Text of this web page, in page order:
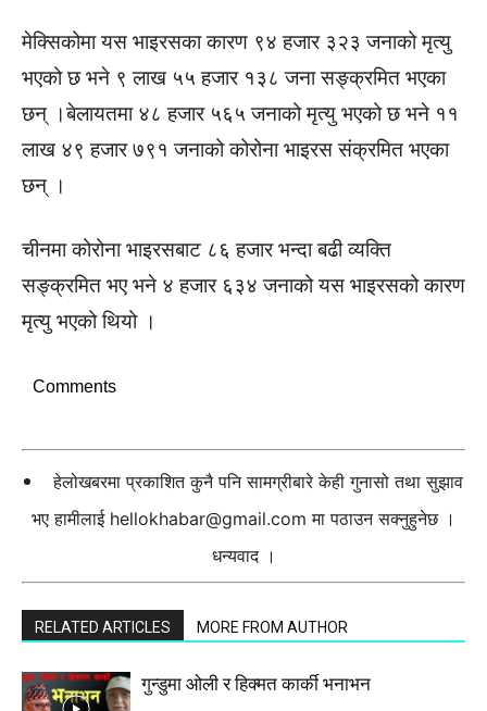
मेक्सिकोमा यस भाइरसका कारण ९४ हजार ३२३ जनाको मृत्यु
भएको छ भने ९ लाख ५५ हजार १३८ जना सङ्क्रमित भएका
छन् ।बेलायतमा ४८ हजार ५६५ जनाको मृत्यु भएको छ भने ११
लाख ४९ हजार ७९१ जनाको कोरोना भाइरस संक्रमित भएका
छन् ।
चीनमा कोरोना भाइरसबाट ८६ हजार भन्दा बढी व्यक्ति
सङ्क्रमित भए भने ४ हजार ६३४ जनाको यस भाइरसको कारण
मृत्यु भएको थियो ।
Comments
हेलोखबरमा प्रकाशित कुनै पनि सामग्रीबारे केही गुनासो तथा सुझाव
भए हामीलाई hellokhabar@gmail.com मा पठाउन सक्नुहुनेछ ।
धन्यवाद ।
RELATED ARTICLES MORE FROM AUTHOR
गुन्डुमा ओली र हिक्मत कार्की भनाभन